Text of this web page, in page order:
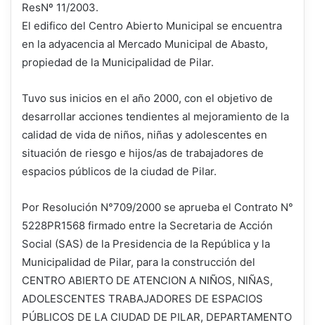
ResNº 11/2003.
El edifico del Centro Abierto Municipal se encuentra
en la adyacencia al Mercado Municipal de Abasto,
propiedad de la Municipalidad de Pilar.
Tuvo sus inicios en el año 2000, con el objetivo de
desarrollar acciones tendientes al mejoramiento de la
calidad de vida de niños, niñas y adolescentes en
situación de riesgo e hijos/as de trabajadores de
espacios públicos de la ciudad de Pilar.
Por Resolución N°709/2000 se aprueba el Contrato N°
5228PR1568 firmado entre la Secretaria de Acción
Social (SAS) de la Presidencia de la República y la
Municipalidad de Pilar, para la construcción del
CENTRO ABIERTO DE ATENCION A NIÑOS, NIÑAS,
ADOLESCENTES TRABAJADORES DE ESPACIOS
PÚBLICOS DE LA CIUDAD DE PILAR, DEPARTAMENTO